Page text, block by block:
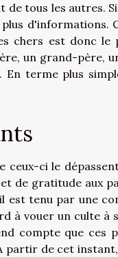
tous les autres.
d'informations.
chers est donc
un grand-père,
terme plus
ceux-ci le
de gratitude aux
est tenu par une
à vouer un culte à
compte que ces
partir de cet